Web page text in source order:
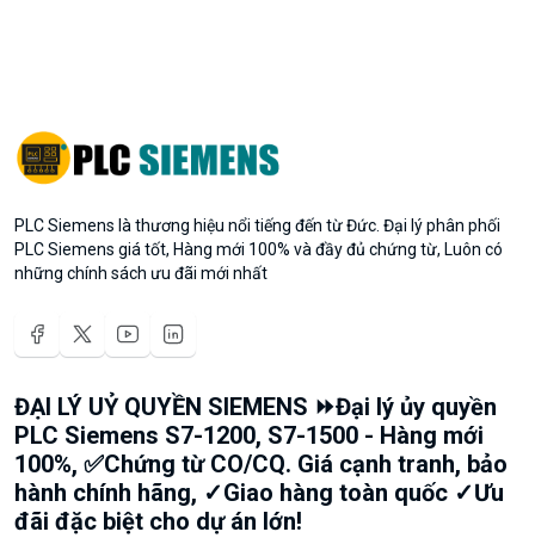
PLC Siemens là thương hiệu nổi tiếng đến từ Đức. Đại lý phân phối
PLC Siemens giá tốt, Hàng mới 100% và đầy đủ chứng từ, Luôn có
những chính sách ưu đãi mới nhất
ĐẠI LÝ UỶ QUYỀN SIEMENS ⏩Đại lý ủy quyền
PLC Siemens S7-1200, S7-1500 - Hàng mới
100%, ✅Chứng từ CO/CQ. Giá cạnh tranh, bảo
hành chính hãng, ✓Giao hàng toàn quốc ✓Ưu
đãi đặc biệt cho dự án lớn!